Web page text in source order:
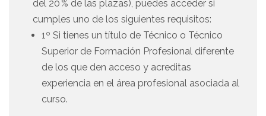
del 20 % de las plazas), puedes acceder si
cumples uno de los siguientes requisitos:
1º Si tienes un título de Técnico o Técnico
Superior de Formación Profesional diferente
de los que den acceso y acreditas
experiencia en el área profesional asociada al
curso.